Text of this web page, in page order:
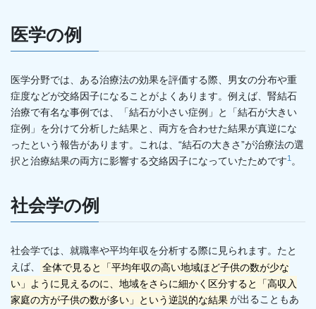
医学の例
医学分野では、ある治療法の効果を評価する際、男女の分布や重
症度などが交絡因子になることがよくあります。例えば、腎結石
治療で有名な事例では、「結石が小さい症例」と「結石が大きい
症例」を分けて分析した結果と、両方を合わせた結果が真逆にな
ったという報告があります。これは、“結石の大きさ”が治療法の選
択と治療結果の両方に影響する交絡因子になっていたためです1 。
社会学の例
社会学では、就職率や平均年収を分析する際に見られます。たと
えば、
全体で見ると「平均年収の高い地域ほど子供の数が少な
い」ように見えるのに、地域をさらに細かく区分すると「高収入
家庭の方が子供の数が多い」という逆説的な結果が出ることもあ